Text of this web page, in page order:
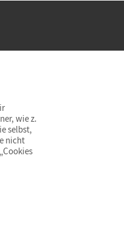
innerhalb Deutschlands
wie z.
selbst,
nicht